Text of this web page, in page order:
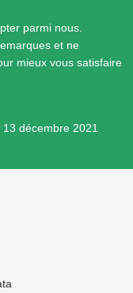
parmi nous.
et ne
mieux vous satisfaire
13 décembre 2021